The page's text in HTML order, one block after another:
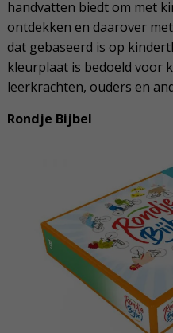
handvatten biedt om met
ontdekken en daarover
dat gebaseerd is op
kleurplaat is bedoeld voor
leerkrachten, ouders en
Rondje Bijbel